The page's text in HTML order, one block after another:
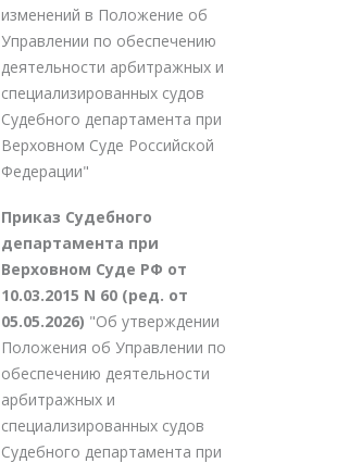
изменений в Положение об
Управлении по обеспечению
деятельности арбитражных и
специализированных судов
Судебного департамента при
Верховном Суде Российской
Федерации"
Приказ Судебного
департамента при
Верховном Суде РФ от
10.03.2015 N 60 (ред. от
05.05.2026) "Об утверждении
Положения об Управлении по
обеспечению деятельности
арбитражных и
специализированных судов
Судебного департамента при